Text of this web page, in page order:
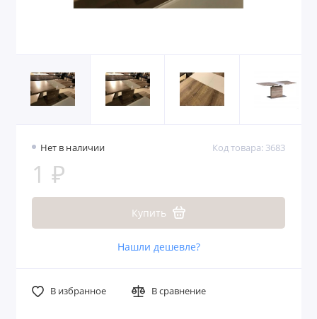
Нет в наличии Код товара: 3683
1 ₽
Купить
Нашли дешевле?
В избранное В сравнение